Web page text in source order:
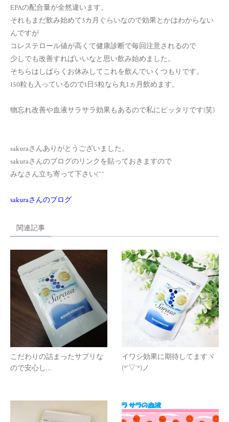
EPAの配合量が全然違います。
それもまだ飲み始めて3カ月ぐらいなので効果とかはわからない
んですが
コレステロール値が高くて健康診断で毎回注意されるので
少しでも改善すればいいなと思い飲み始めました。
そちらはしばらくお休みしてこれを飲んでいくつもりです。
150粒も入っているので1日5粒なら丸1ヵ月飲めます。
物忘れ改善や血液サラサラ効果もあるので私にピッタリです(笑)
sakuraさんありがとうございました。
sakuraさんのブログのリンクを貼っておきますので
みなさん立ち寄って下さい(^^ゞ
sakuraさんのブログ
関連記事
こだわりの詰まったサプリな
ので安心し…
イワシ効果に期待してますヾ
(*´▽`*)ノ